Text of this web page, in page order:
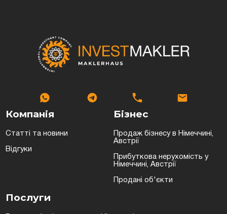
Компанія
Статті та новини
Відгуки
Бізнес
Продаж бізнесу в Німеччині,
Австрії
Прибуткова нерухомість у
Німеччині, Австрії
Продані об'єкти
Послуги